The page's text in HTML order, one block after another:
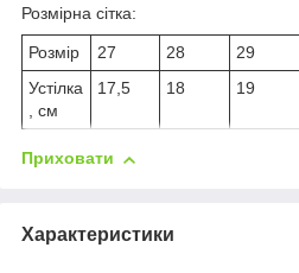
Розмірна сітка:
Розмір 27 28 29
Устілка
, см
17,5 18 19
Приховати
Характеристики